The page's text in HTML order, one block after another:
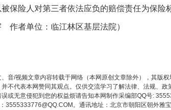
险人对第三者依法应负的赔偿责任为保险标
者单位：临江林区基层法院）
、音/视频文章内容转载于网络（本网原创文章除外），其
不代表本网赞同其观点。仅供交流学习了解法律、法规、
或无意侵犯到您的权益烦请告知本网制作采编部QQ号:
3555333776@QQ.COM。通讯地址：北京市朝阳区朝外雅
生不息 一批国家标